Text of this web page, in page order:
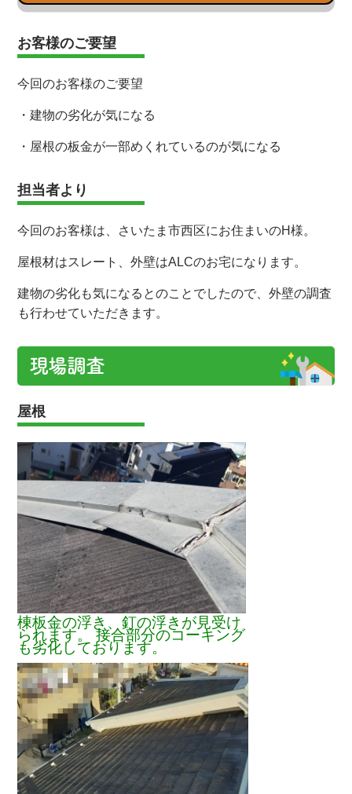
お客様のご要望
今回のお客様のご要望
・建物の劣化が気になる
・屋根の板金が一部めくれているのが気になる
担当者より
今回のお客様は、さいたま市西区にお住まいのH様。
屋根材はスレート、外壁はALCのお宅になります。
建物の劣化も気になるとのことでしたので、外壁の調査
も行わせていただきます。
現場調査
屋根
棟板金の浮き、釘の浮きが見受け
られます。 接合部分のコーキング
も劣化しております。